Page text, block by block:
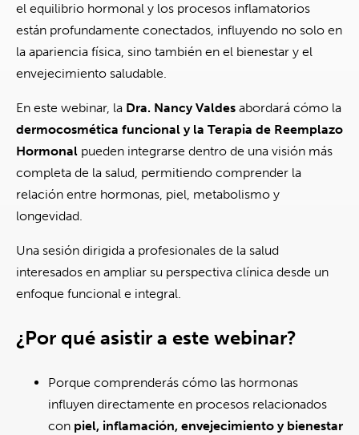
el equilibrio hormonal y los procesos inflamatorios
están profundamente conectados, influyendo no solo en
la apariencia física, sino también en el bienestar y el
envejecimiento saludable.
En este webinar, la Dra. Nancy Valdes abordará cómo la
dermocosmética funcional y la Terapia de Reemplazo
Hormonal pueden integrarse dentro de una visión más
completa de la salud, permitiendo comprender la
relación entre hormonas, piel, metabolismo y
longevidad.
Una sesión dirigida a profesionales de la salud
interesados en ampliar su perspectiva clínica desde un
enfoque funcional e integral.
¿Por qué asistir a este webinar?
Porque comprenderás cómo las hormonas
influyen directamente en procesos relacionados
con piel, inflamación, envejecimiento y bienestar